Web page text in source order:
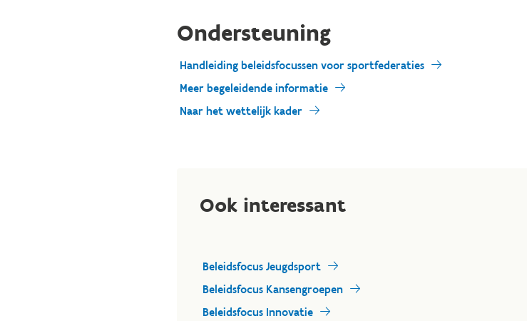
Ondersteuning
Handleiding beleidsfocussen voor sportfederaties
Meer begeleidende informatie
Naar het wettelijk kader
Ook interessant
Beleidsfocus Jeugdsport
Beleidsfocus Kansengroepen
Beleidsfocus Innovatie